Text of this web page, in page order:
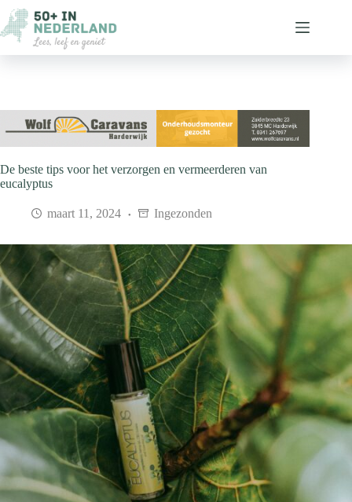
naar
de
inhoud
De beste tips voor het verzorgen en vermeerderen van
eucalyptus
maart 11, 2024 Ingezonden